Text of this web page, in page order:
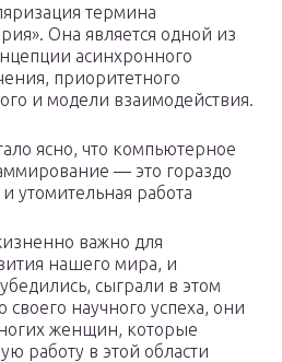
термина
Она является одной из
асинхронного
приоритетного
и модели взаимодействия.
ясно, что компьютерное
— это гораздо
утомительная работа
важно для
нашего мира, и
сыграли в этом
научного успеха, они
женщин, которые
работу в этой области